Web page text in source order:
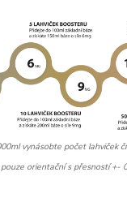
vynásobte počet lahviček
orientační s přesností +-